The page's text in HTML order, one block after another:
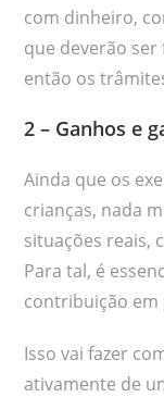
com dinheiro,
que deverão
então os
2 – Ganhos e
Ainda que os
crianças, nada
situações reais,
Para tal, é
contribuição em
Isso vai fazer
ativamente de